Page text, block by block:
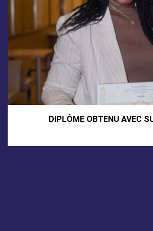
DIPLÔME OBTENU AVEC